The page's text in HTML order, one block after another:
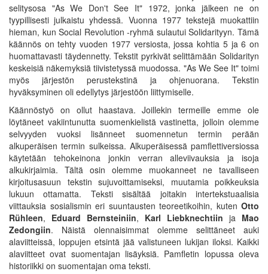
selitysosa "As We Don't See It" 1972, jonka jälkeen ne on
tyypillisesti julkaistu yhdessä. Vuonna 1977 tekstejä muokattiin
hieman, kun Social Revolution -ryhmä sulautui Solidarityyn. Tämä
käännös on tehty vuoden 1977 versiosta, jossa kohtia 5 ja 6 on
huomattavasti täydennetty. Tekstit pyrkivät selittämään Solidarityn
keskeisiä näkemyksiä tiivistetyssä muodossa. "As We See It" toimi
myös järjestön perustekstinä ja ohjenuorana. Tekstin
hyväksyminen oli edellytys järjestöön liittymiselle.
Käännöstyö on ollut haastava. Joillekin termeille emme ole
löytäneet vakiintunutta suomenkielistä vastinetta, jolloin olemme
selvyyden vuoksi lisänneet suomennetun termin perään
alkuperäisen termin sulkeissa. Alkuperäisessä pamflettiversiossa
käytetään tehokeinona jonkin verran alleviivauksia ja isoja
alkukirjaimia. Tältä osin olemme muokanneet ne tavalliseen
kirjoitusasuun tekstin sujuvoittamiseksi, muutamia poikkeuksia
lukuun ottamatta. Teksti sisältää joitakin intertekstuaalisia
viittauksia sosialismin eri suuntausten teoreetikoihin, kuten Otto
Rühleen, Eduard Bernsteiniin, Karl Liebknechtiin ja Mao
Zedongiin. Näistä olennaisimmat olemme selittäneet auki
alaviitteissä, loppujen etsintä jää valistuneen lukijan iloksi. Kaikki
alaviitteet ovat suomentajan lisäyksiä. Pamfletin lopussa oleva
historiikki on suomentajan oma teksti.